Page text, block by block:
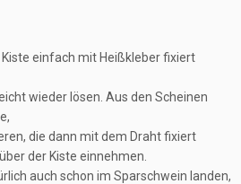
einfach mit Heißkleber fixiert
wieder lösen. Aus den Scheinen
die dann mit dem Draht fixiert
der Kiste einnehmen.
auch schon im Sparschwein landen,